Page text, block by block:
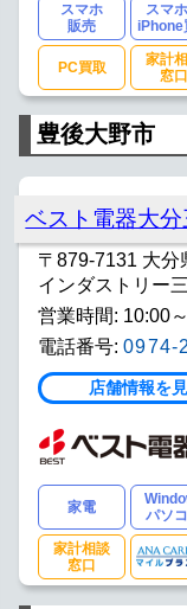
スマホ
販売
スマ
iPhone
PC買取
家計
窓口
豊後大野市
ベスト電器大
〒879-7131 大分
インダストリー
営業時間: 10:00
電話番号: 0974-
店舗情報を
家電
パソ
家計相談
窓口